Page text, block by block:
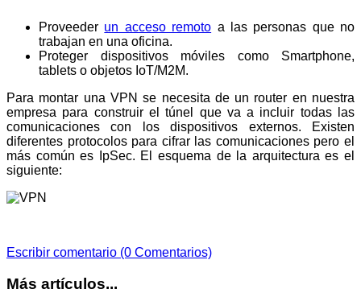
Proveeder un acceso remoto a las personas que no
trabajan en una oficina.
Proteger dispositivos móviles como Smartphone,
tablets o objetos IoT/M2M.
Para montar una VPN se necesita de un router en nuestra
empresa para construir el túnel que va a incluir todas las
comunicaciones con los dispositivos externos. Existen
diferentes protocolos para cifrar las comunicaciones pero el
más común es IpSec. El esquema de la arquitectura es el
siguiente:
Escribir comentario (0 Comentarios)
Más artículos...